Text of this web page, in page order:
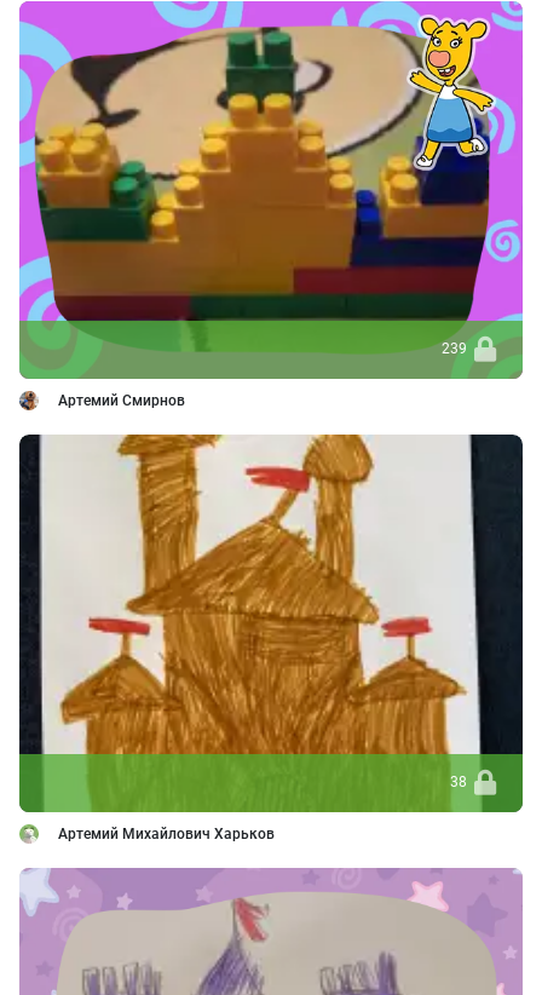
239
Артемий Смирнов
38
Артемий Михайлович Харьков